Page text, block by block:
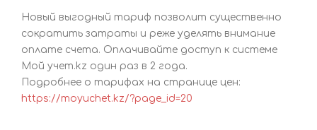
Новый выгодный тариф позволит существенно
сократить затраты и реже уделять внимание
оплате счета. Оплачивайте доступ к системе
Мой учет.kz один раз в 2 года.
Подробнее о тарифах на странице цен:
https://moyuchet.kz/?page_id=20